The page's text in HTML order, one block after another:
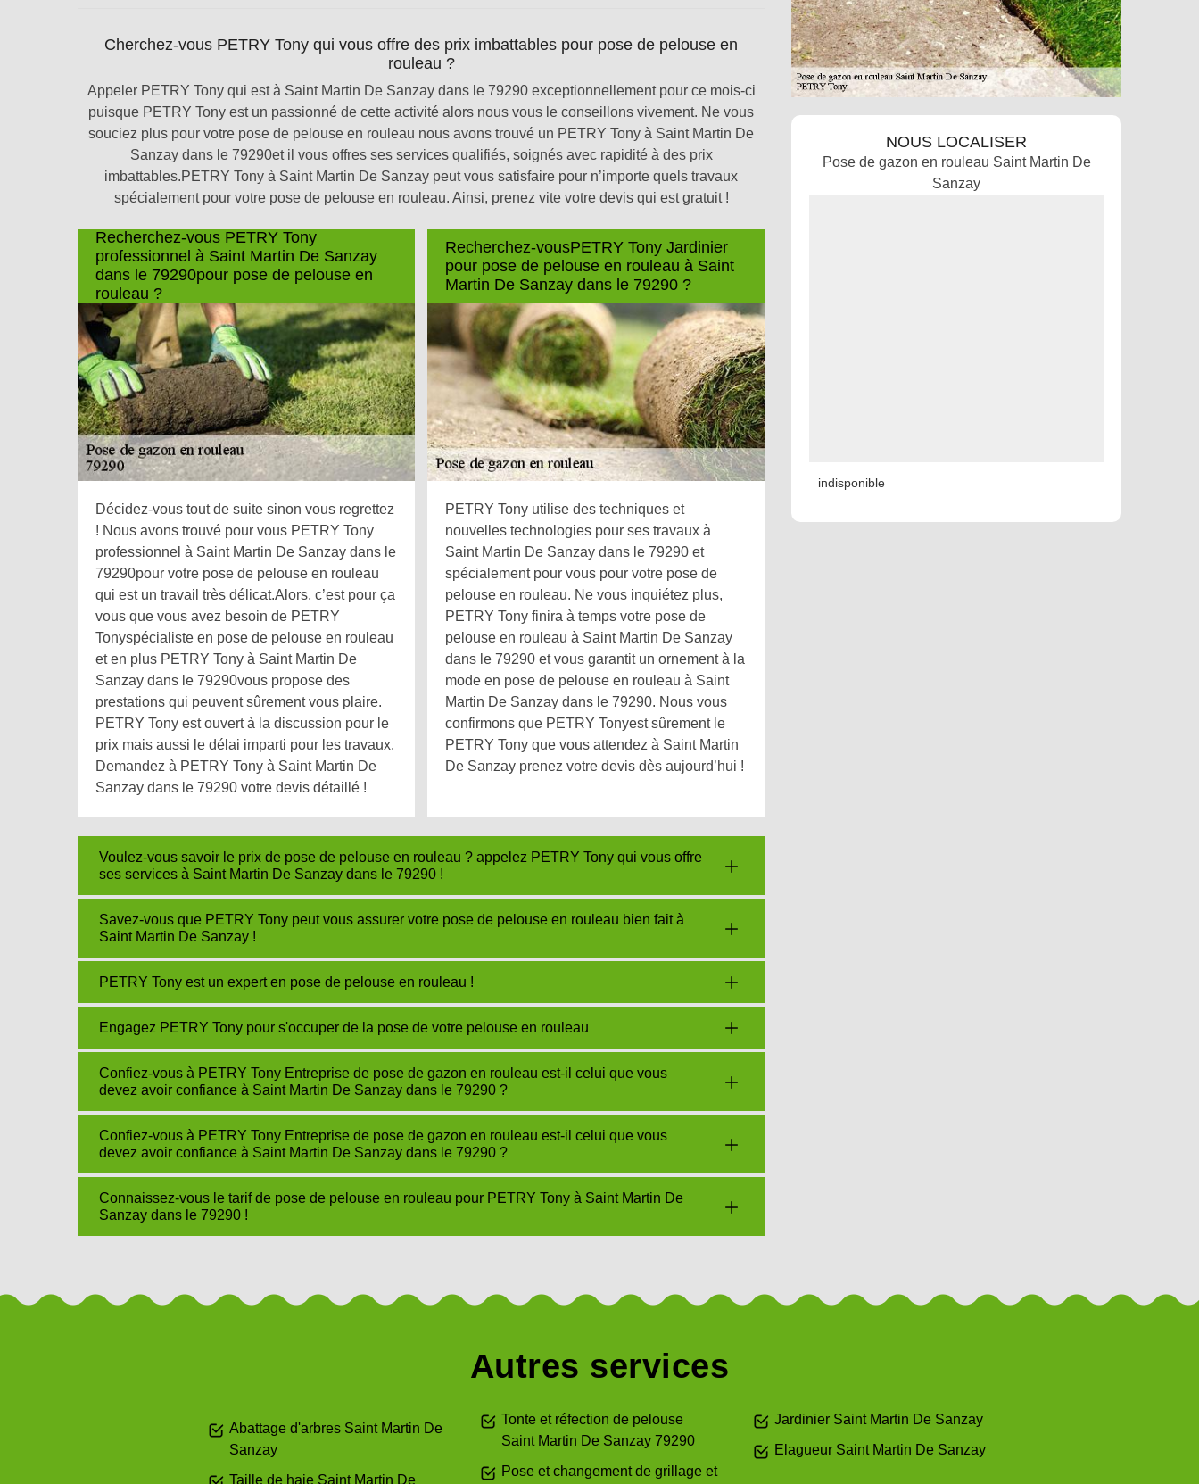
Cherchez-vous PETRY Tony qui vous offre des prix imbattables pour pose de pelouse en
rouleau ?
Appeler PETRY Tony qui est à Saint Martin De Sanzay dans le 79290 exceptionnellement pour ce mois-ci
puisque PETRY Tony est un passionné de cette activité alors nous vous le conseillons vivement. Ne vous
souciez plus pour votre pose de pelouse en rouleau nous avons trouvé un PETRY Tony à Saint Martin De
Sanzay dans le 79290et il vous offres ses services qualifiés, soignés avec rapidité à des prix
imbattables.PETRY Tony à Saint Martin De Sanzay peut vous satisfaire pour n’importe quels travaux
spécialement pour votre pose de pelouse en rouleau. Ainsi, prenez vite votre devis qui est gratuit !
Recherchez-vous PETRY Tony
professionnel à Saint Martin De Sanzay
dans le 79290pour pose de pelouse en
rouleau ?
Décidez-vous tout de suite sinon vous regrettez
! Nous avons trouvé pour vous PETRY Tony
professionnel à Saint Martin De Sanzay dans le
79290pour votre pose de pelouse en rouleau
qui est un travail très délicat.Alors, c’est pour ça
vous que vous avez besoin de PETRY
Tonyspécialiste en pose de pelouse en rouleau
et en plus PETRY Tony à Saint Martin De
Sanzay dans le 79290vous propose des
prestations qui peuvent sûrement vous plaire.
PETRY Tony est ouvert à la discussion pour le
prix mais aussi le délai imparti pour les travaux.
Demandez à PETRY Tony à Saint Martin De
Sanzay dans le 79290 votre devis détaillé !
Recherchez-vousPETRY Tony Jardinier
pour pose de pelouse en rouleau à Saint
Martin De Sanzay dans le 79290 ?
PETRY Tony utilise des techniques et
nouvelles technologies pour ses travaux à
Saint Martin De Sanzay dans le 79290 et
spécialement pour vous pour votre pose de
pelouse en rouleau. Ne vous inquiétez plus,
PETRY Tony finira à temps votre pose de
pelouse en rouleau à Saint Martin De Sanzay
dans le 79290 et vous garantit un ornement à la
mode en pose de pelouse en rouleau à Saint
Martin De Sanzay dans le 79290. Nous vous
confirmons que PETRY Tonyest sûrement le
PETRY Tony que vous attendez à Saint Martin
De Sanzay prenez votre devis dès aujourd’hui !
Voulez-vous savoir le prix de pose de pelouse en rouleau ? appelez PETRY Tony qui vous offre
ses services à Saint Martin De Sanzay dans le 79290 !
Savez-vous que PETRY Tony peut vous assurer votre pose de pelouse en rouleau bien fait à
Saint Martin De Sanzay !
PETRY Tony est un expert en pose de pelouse en rouleau !
Engagez PETRY Tony pour s'occuper de la pose de votre pelouse en rouleau
Confiez-vous à PETRY Tony Entreprise de pose de gazon en rouleau est-il celui que vous
devez avoir confiance à Saint Martin De Sanzay dans le 79290 ?
Confiez-vous à PETRY Tony Entreprise de pose de gazon en rouleau est-il celui que vous
devez avoir confiance à Saint Martin De Sanzay dans le 79290 ?
Connaissez-vous le tarif de pose de pelouse en rouleau pour PETRY Tony à Saint Martin De
Sanzay dans le 79290 !
NOUS LOCALISER
Pose de gazon en rouleau Saint Martin De
Sanzay
indisponible
Autres services
Abattage d'arbres Saint Martin De
Sanzay
Taille de haie Saint Martin De
Tonte et réfection de pelouse
Saint Martin De Sanzay 79290
Pose et changement de grillage et
Jardinier Saint Martin De Sanzay
Elagueur Saint Martin De Sanzay